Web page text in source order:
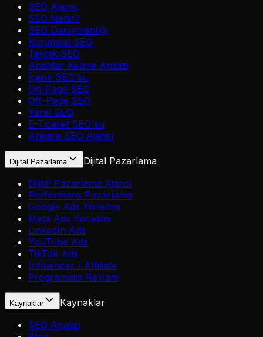
SEO Ajansı
SEO Nedir?
SEO Danışmanlığı
Kurumsal SEO
Teknik SEO
Anahtar Kelime Analizi
İçerik SEO'su
On-Page SEO
Off-Page SEO
Yerel SEO
E-Ticaret SEO'su
Ankara SEO Ajansı
Dijital Pazarlama
Dijital Pazarlama
Dijital Pazarlama Ajansı
Performans Pazarlama
Google Ads Yönetimi
Meta Ads Yönetimi
LinkedIn Ads
YouTube Ads
TikTok Ads
Influencer / Affiliate
Programatik Reklam
Kaynaklar
Kaynaklar
SEO Analizi